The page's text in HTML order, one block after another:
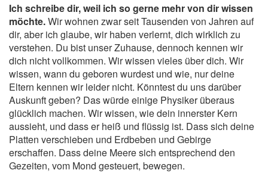
Ich schreibe dir, weil ich so gerne mehr von dir wissen
möchte.Wir wohnen zwar seit Tausenden von Jahren auf
dir, aber ich glaube, wir haben verlernt, dich wirklich zu
verstehen. Du bist unser Zuhause, dennoch kennen wir
dich nicht vollkommen. Wir wissen vieles über dich. Wir
wissen, wann du geboren wurdest und wie, nur deine
Eltern kennen wir leider nicht. Könntest du uns darüber
Auskunft geben? Das würde einige Physiker überaus
glücklich machen. Wir wissen, wie dein innerster Kern
aussieht, und dass er heiß und flüssig ist. Dass sich deine
Platten verschieben und Erdbeben und Gebirge
erschaffen. Dass deine Meere sich entsprechend den
Gezeiten, vom Mond gesteuert, bewegen.